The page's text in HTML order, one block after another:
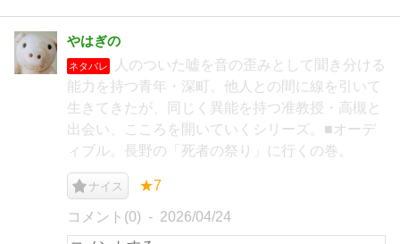
やはぎの
ネタバレ
人のついた嘘を音の歪みとして聞き分ける
能力を持つ青年・深町。他人との間に線を引いて
生きてきたが、同じく異能を持つ准教授・高槻と
出会い、こころを開いていくシリーズ。■オーデ
ィブル。長野の「死者の祭り」に行くの巻。
ナイス ★7
コメント(0) 2026/04/24